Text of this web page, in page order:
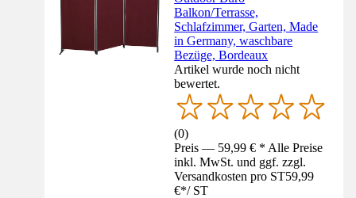
Balkon/Terrasse,
Schlafzimmer, Garten, Made
in Germany, waschbare
Bezüge, Bordeaux
Artikel wurde noch nicht
bewertet.
(0)
Preis — 59,99 € * Alle Preise
inkl. MwSt. und ggf. zzgl.
Versandkosten pro ST59,99
€*/ ST